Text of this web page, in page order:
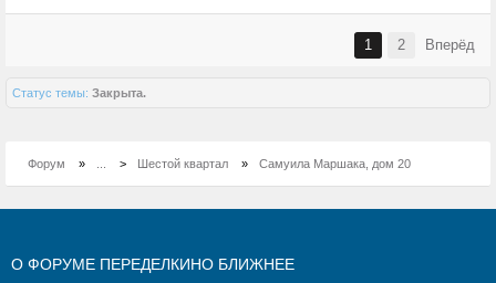
1 2 Вперёд
Статус темы: Закрыта.
Форум » > Шестой квартал » Самуила Маршака, дом 20
О ФОРУМЕ ПЕРЕДЕЛКИНО БЛИЖНЕЕ